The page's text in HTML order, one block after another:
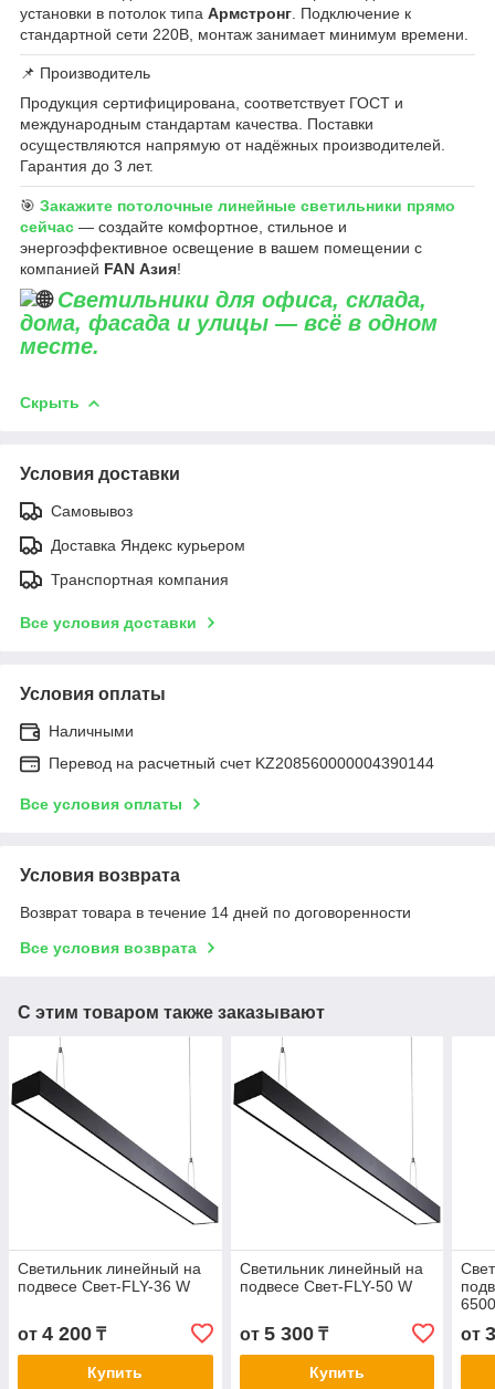
установки в потолок типа Армстронг. Подключение к
стандартной сети 220В, монтаж занимает минимум времени.
📌 Производитель
Продукция сертифицирована, соответствует ГОСТ и
международным стандартам качества. Поставки
осуществляются напрямую от надёжных производителей.
Гарантия до 3 лет.
🎯 Закажите потолочные линейные светильники прямо
сейчас — создайте комфортное, стильное и
энергоэффективное освещение в вашем помещении с
компанией FAN Азия!
Светильники для офиса, склада,
дома, фасада и улицы — всё в одном
месте.
Скрыть
Условия доставки
Самовывоз
Доставка Яндекс курьером
Транспортная компания
Все условия доставки
Условия оплаты
Наличными
Перевод на расчетный счет KZ208560000004390144
Все условия оплаты
Условия возврата
Возврат товара в течение 14 дней по договоренности
Все условия возврата
С этим товаром также заказывают
Светильник линейный на
подвесе Свет-FLY-36 W
от 4 200 ₸
Купить
Светильник линейный на
подвесе Свет-FLY-50 W
от 5 300₸
Купить
от